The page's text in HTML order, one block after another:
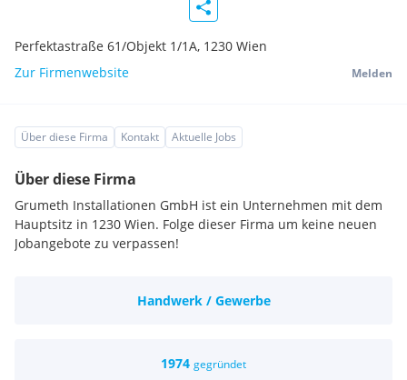
Perfektastraße 61/Objekt 1/1A, 1230 Wien
Zur Firmenwebsite
Melden
Über diese Firma Kontakt Aktuelle Jobs
Über diese Firma
Grumeth Installationen GmbH ist ein Unternehmen mit dem
Hauptsitz in 1230 Wien. Folge dieser Firma um keine neuen
Jobangebote zu verpassen!
Handwerk / Gewerbe
1974 gegründet